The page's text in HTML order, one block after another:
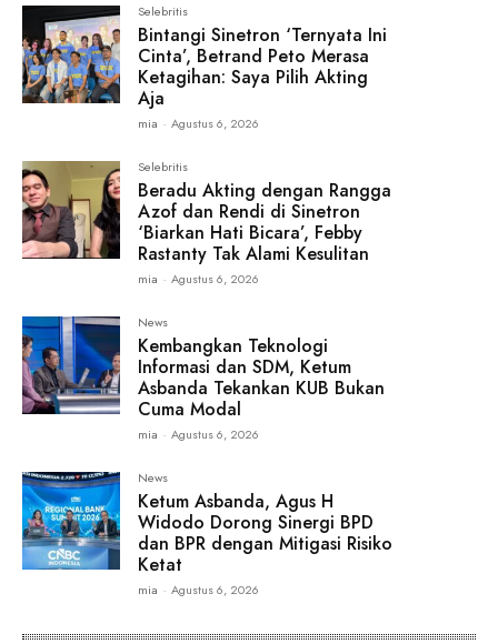
Selebritis
Bintangi Sinetron ‘Ternyata Ini
Cinta’, Betrand Peto Merasa
Ketagihan: Saya Pilih Akting
Aja
mia - Agustus 6, 2026
Selebritis
Beradu Akting dengan Rangga
Azof dan Rendi di Sinetron
‘Biarkan Hati Bicara’, Febby
Rastanty Tak Alami Kesulitan
mia - Agustus 6, 2026
News
Kembangkan Teknologi
Informasi dan SDM, Ketum
Asbanda Tekankan KUB Bukan
Cuma Modal
mia - Agustus 6, 2026
News
Ketum Asbanda, Agus H
Widodo Dorong Sinergi BPD
dan BPR dengan Mitigasi Risiko
Ketat
mia - Agustus 6, 2026